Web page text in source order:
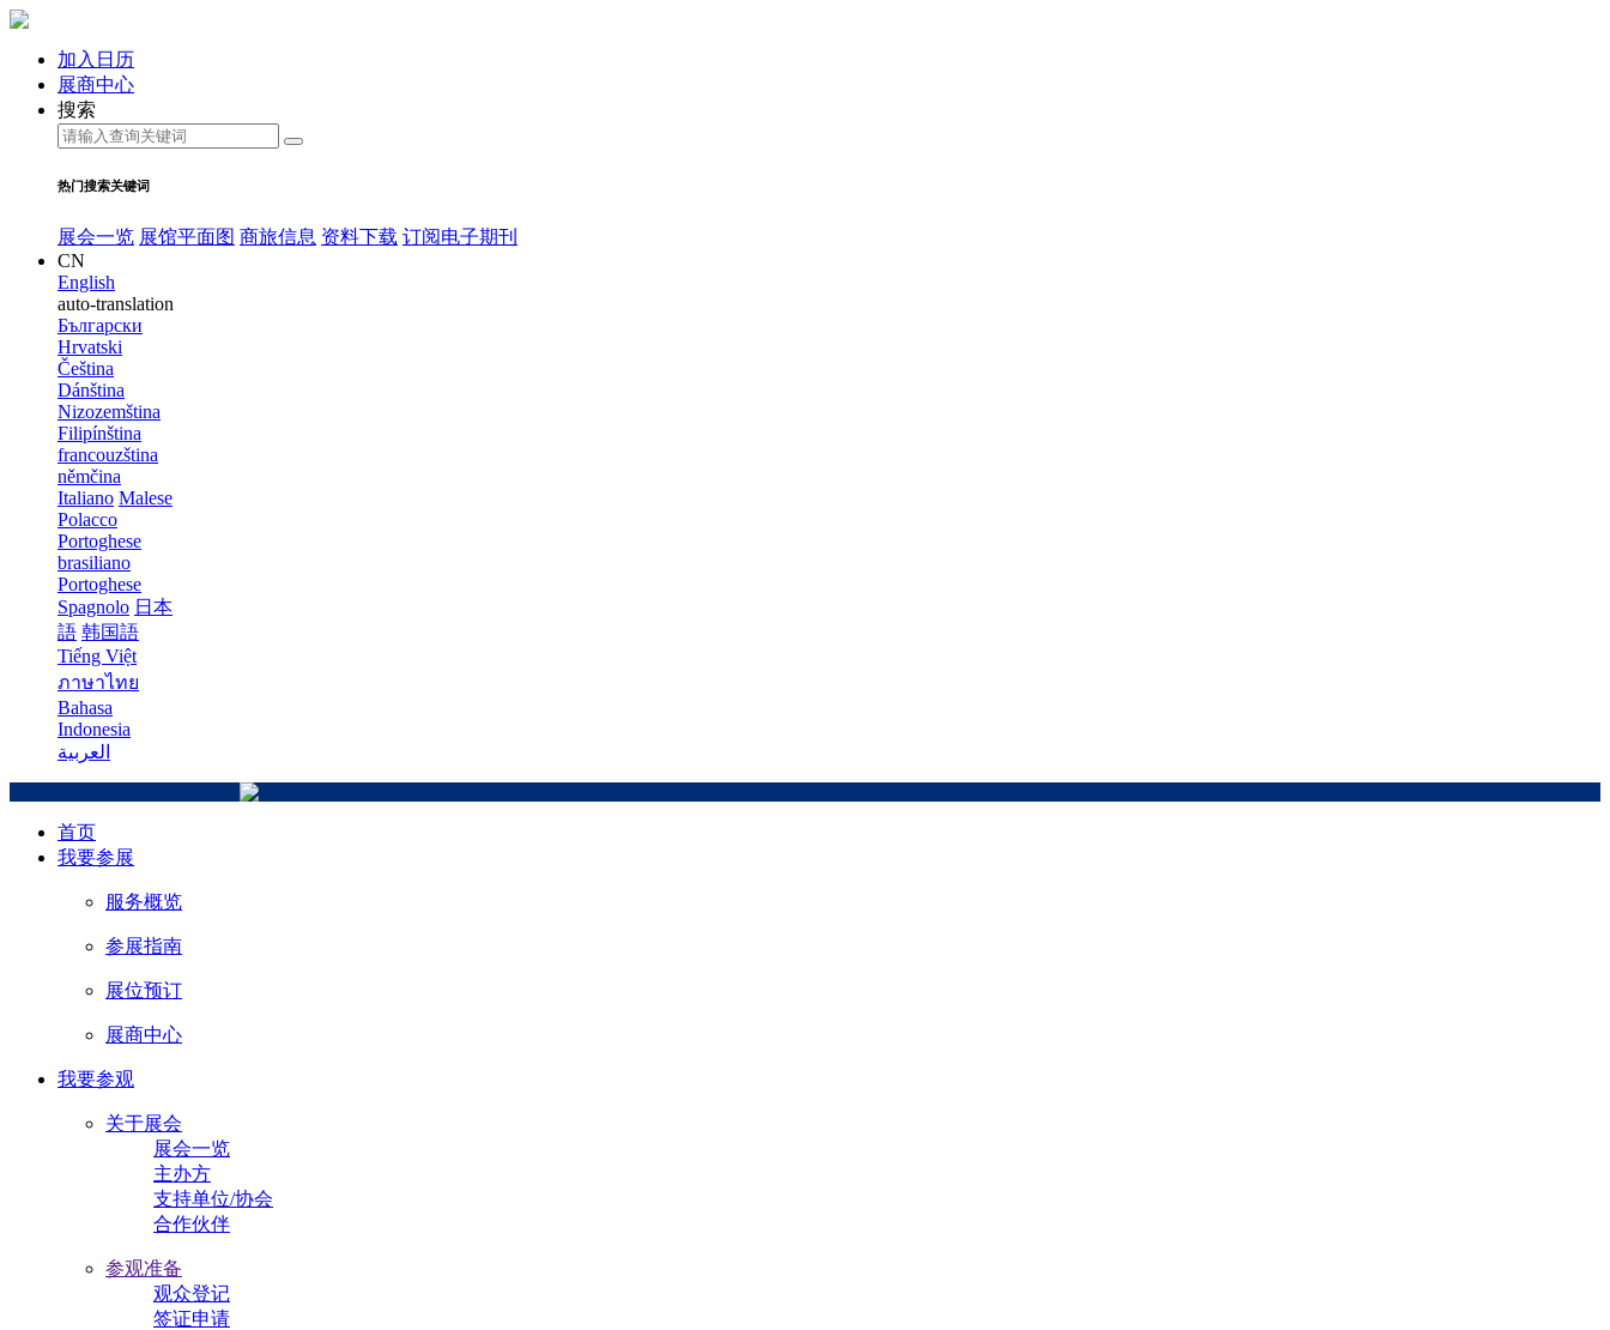
加入日历
展商中心
搜索
热门搜索关键词
展会一览 展馆平面图 商旅信息 资料下载 订阅电子期刊
CN
English
auto-translation
Български
Hrvatski
Čeština
Dánština
Nizozemština
Filipínština
francouzština
němčina
Italiano Malese
Polacco
Portoghese
brasiliano
Portoghese
Spagnolo 日本
語 韩国語
Tiếng Việt
ภาษาไทย
Bahasa
Indonesia
العربية
首页
我要参展
服务概览
参展指南
展位预订
展商中心
我要参观
关于展会
展会一览
主办方
支持单位/协会
合作伙伴
参观准备
观众登记
签证申请